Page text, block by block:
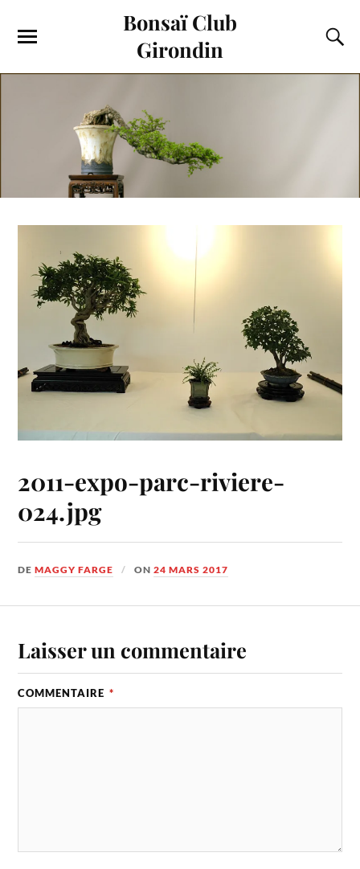
Bonsaï Club
Girondin
2011-expo-parc-riviere-
024.jpg
DEMAGGY FARGE ON24 MARS 2017
Laisser un commentaire
COMMENTAIRE *